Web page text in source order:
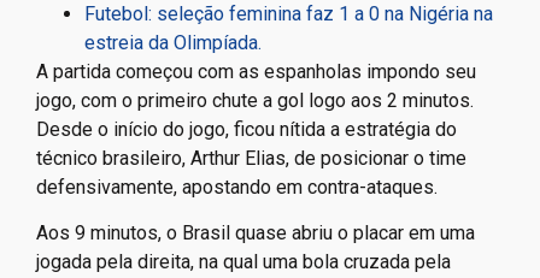
Futebol: seleção feminina faz 1 a 0 na Nigéria na
estreia da Olimpíada.
A partida começou com as espanholas impondo seu
jogo, com o primeiro chute a gol logo aos 2 minutos.
Desde o início do jogo, ficou nítida a estratégia do
técnico brasileiro, Arthur Elias, de posicionar o time
defensivamente, apostando em contra-ataques.
Aos 9 minutos, o Brasil quase abriu o placar em uma
jogada pela direita, na qual uma bola cruzada pela